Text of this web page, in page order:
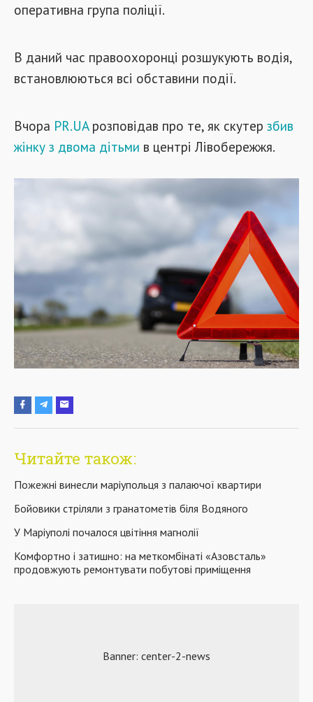
оперативна група поліції.
В даний час правоохоронці розшукують водія,
встановлюються всі обставини події.
Вчора PR.UAрозповідав про те, як скутер збив
жінку з двома дітьми в центрі Лівобережжя.
Читайте також:
Пожежні винесли маріупольця з палаючої квартири
Бойовики стріляли з гранатометів біля Водяного
У Маріуполі почалося цвітіння магнолії
Комфортно і затишно: на меткомбінаті «Азовсталь»
продовжують ремонтувати побутові приміщення